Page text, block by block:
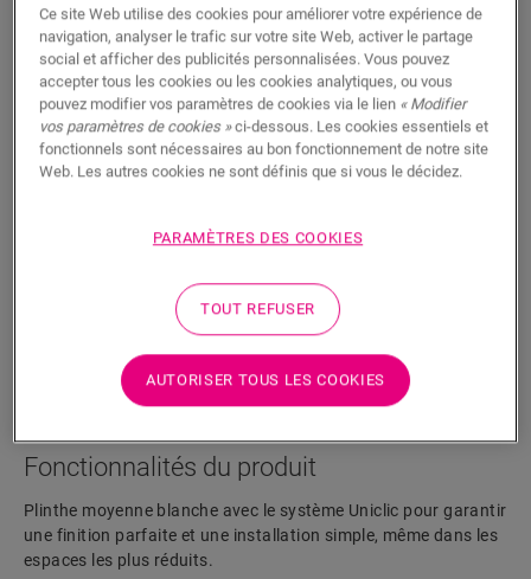
Plinthe moyenne blanche cliquable
Fonctionnalités du produit
Plinthe moyenne blanche avec le système Uniclic pour garantir
une finition parfaite et une installation simple, même dans les
espaces les plus réduits.
Ce site Web utilise des cookies pour améliorer votre expérience de
navigation, analyser le trafic sur votre site Web, activer le partage
social et afficher des publicités personnalisées. Vous pouvez
accepter tous les cookies ou les cookies analytiques, ou vous
pouvez modifier vos paramètres de cookies via le lien « Modifier
vos paramètres de cookies »ci-dessous. Les cookies essentiels et
fonctionnels sont nécessaires au bon fonctionnement de notre site
Web. Les autres cookies ne sont définis que si vous le décidez.
PARAMÈTRES DES COOKIES
TOUT REFUSER
AUTORISER TOUS LES COOKIES